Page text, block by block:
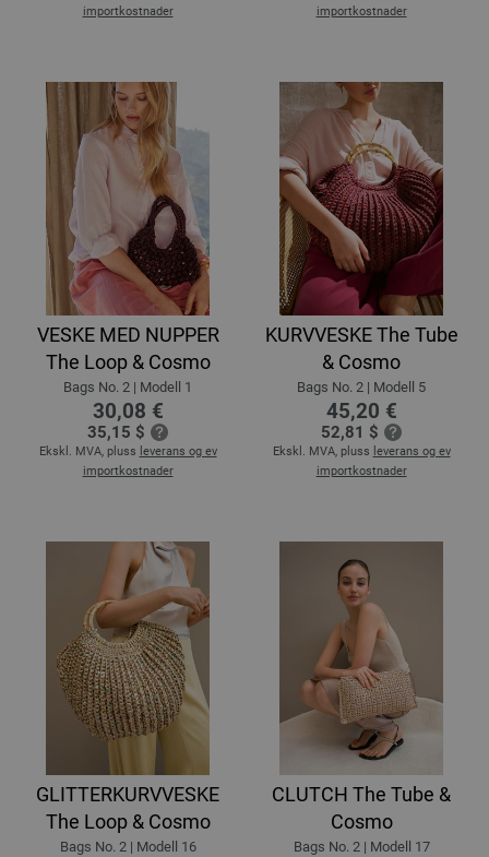
importkostnader
importkostnader
VESKE MED NUPPER
The Loop & Cosmo
Bags No. 2 | Modell 1
30,08 €
35,15 $
Ekskl. MVA, pluss leverans og ev
importkostnader
KURVVESKE The Tube
& Cosmo
Bags No. 2 | Modell 5
45,20 €
52,81 $
Ekskl. MVA, pluss leverans og ev
importkostnader
GLITTERKURVVESKE
The Loop & Cosmo
Bags No. 2 | Modell 16
CLUTCH The Tube &
Cosmo
Bags No. 2 | Modell 17